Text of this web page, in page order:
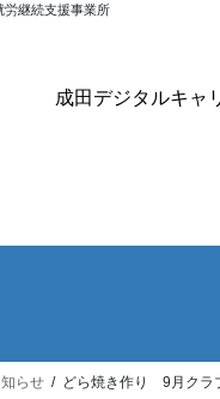
労継続支援事業所
成田デジタルキャ
らせ どら焼き作り 9月クラ